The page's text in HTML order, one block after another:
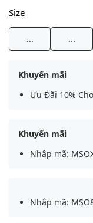
Size
... ...
Khuyến mãi
Ưu Đãi 10%
Khuyến mãi
Nhập mã:
Nhập mã: